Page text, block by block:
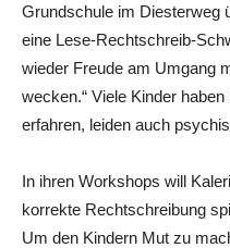
Grundschule im Diesterweg
eine Lese-Rechtschreib-
wieder Freude am Umgang
wecken.“ Viele Kinder
erfahren, leiden auch
In ihren Workshops will
korrekte Rechtschreibung
Um den Kindern Mut zu